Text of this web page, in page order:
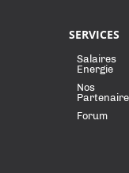
SERVICES
Salaires
Energie
Nos
Forum